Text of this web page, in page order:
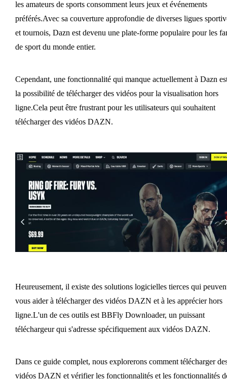
les amateurs de sports consomment leurs jeux et événements
préférés.Avec sa couverture approfondie de diverses ligues
et tournois, Dazn est devenu une plate-forme populaire pour les
de sport du monde entier.
Cependant, une fonctionnalité qui manque actuellement à Dazn
la possibilité de télécharger des vidéos pour la visualisation hors
ligne.Cela peut être frustrant pour les utilisateurs qui souhaitent
télécharger des vidéos DAZN.
Heureusement, il existe des solutions logicielles tierces qui
vous aider à télécharger des vidéos DAZN et à les apprécier hors
ligne.L'un de ces outils est BBFly Downloader, un puissant
téléchargeur qui s'adresse spécifiquement aux vidéos DAZN.
Dans ce guide complet, nous explorerons comment télécharger
vidéos DAZN et vérifier les fonctionnalités et les fonctionnalités